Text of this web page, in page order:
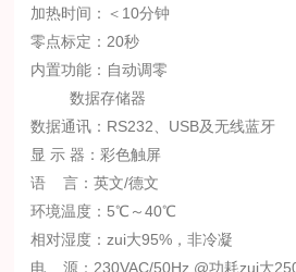
加热时间：＜10分钟
零点标定：20秒
内置功能：自动调零
数据存储器
数据通讯：RS232、USB及无线蓝牙
显 示 器：彩色触屏
语 言：英文/德文
环境温度：5℃～40℃
相对湿度：zui大95%，非冷凝
电 源：230VAC/50Hz @功耗zui大